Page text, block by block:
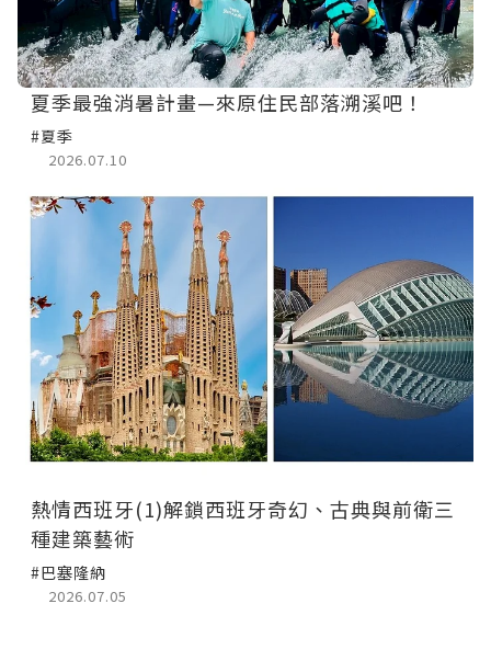
夏季最強消暑計畫—來原住民部落溯溪吧！
#夏季
2026.07.10
熱情西班牙(1)解鎖西班牙奇幻、古典與前衛三
種建築藝術
#巴塞隆納
2026.07.05